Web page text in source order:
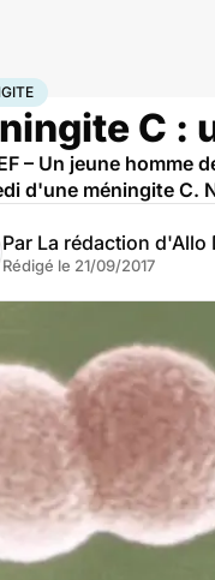
Méningite
C :
– Un jeune
d'une méningite C.
Par La rédaction d'Allo
Rédigé le 21/09/2017